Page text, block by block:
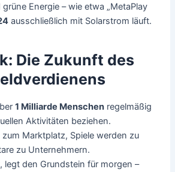
Energie – wie etwa „MetaPlay
ausschließlich mit Solarstrom läuft.
Die Zukunft des
1 Milliarde Menschen regelmäßig
Aktivitäten beziehen.
Marktplatz, Spiele werden zu
zu Unternehmern.
legt den Grundstein für morgen –